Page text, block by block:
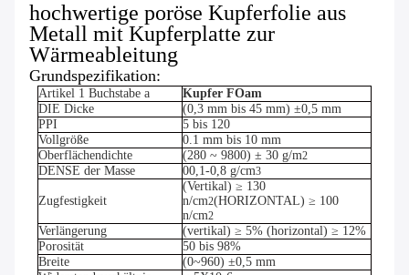
hochwertige poröse Kupferfolie aus
Metall mit Kupferplatte zur
Wärmeableitung
Grundspezifikation:
Artikel 1 Buchstabe a Kupfer FOam
DIE Dicke
(0,3 mm bis 45 mm) ±0,5 mm
PPI
5 bis 120
Vollgröße
0.1 mm bis 10 mm
Oberflächendichte
(280 ~ 9800) ± 30 g/m2
DENSE der Masse 00,1-0,8 g/cm3
Zugfestigkeit
(Vertikal) ≥ 130
n/cm2(HORIZONTAL) ≥ 100
n/cm2
Verlängerung
(vertikal) ≥ 5% (horizontal) ≥ 12%
Porosität
50 bis 98%
Breite
(0~960) ±0,5 mm